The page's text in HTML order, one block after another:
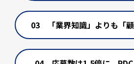
03 「業界知識」よりも「